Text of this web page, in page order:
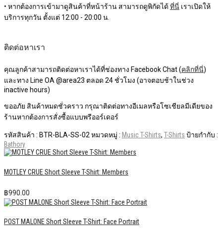
• หากต้องการเข้ามาดูสินค้าที่หน้าร้าน สามารถดูพิกัดได้ ที่นี่ เราเปิดให้
บริการทุกวัน ตั้งแต่ 12:00 - 20:00 น.
ติดต่อหาเรา
คุณลูกค้าสามารถติดต่อหาเราได้ที่ช่องทาง Facebook Chat (คลิกที่นี่)
และทาง Line OA @area23 ตลอด 24 ชั่วโมง (อาจตอบช้าในช่วง
inactive hours)
ขออภัย สินค้าหมดชั่วคราว กรุณาติดต่อทางอีเมลหรือโซเชียลมีเดียของ
ร้านหากต้องการสั่งซื้อแบบพรีออร์เดอร์
รหัสสินค้า : BTR-BLA-SS-02หมวดหมู่ : Music T-Shirts, T-Shirts ป้ายกำกับ :
Bathory
MOTLEY CRUE Short Sleeve T-Shirt: Members
฿990.00
POST MALONE Short Sleeve T-Shirt: Face Portrait